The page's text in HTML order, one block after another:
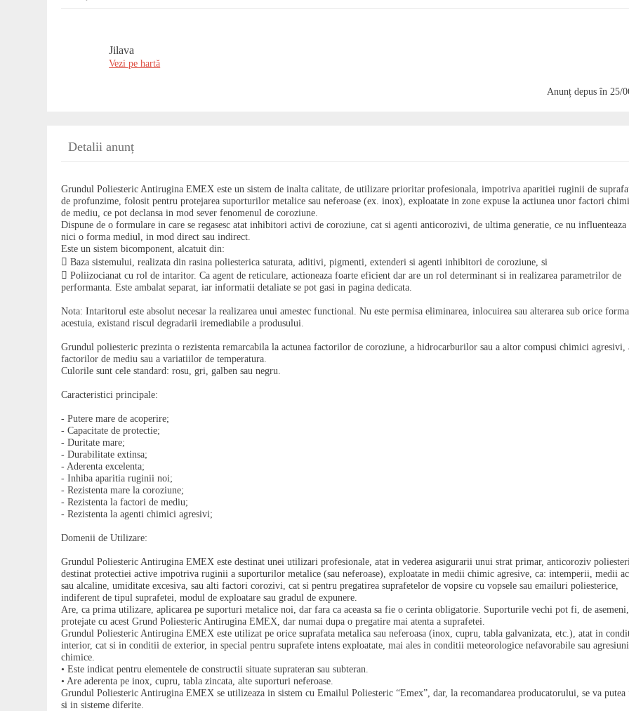
Jilava
Vezi pe hartă
Anunț depus în 25/
Detalii anunț
Grundul Poliesteric Antirugina EMEX este un sistem de inalta calitate, de utilizare prioritar profesionala, impotriva aparitiei ruginii de
de profunzime, folosit pentru protejarea suporturilor metalice sau neferoase (ex. inox), exploatate in zone expuse la actiunea unor factori
de mediu, ce pot declansa in mod sever fenomenul de coroziune.
Dispune de o formulare in care se regasesc atat inhibitori activi de coroziune, cat si agenti anticorozivi, de ultima generatie, ce nu influenteaza
nici o forma mediul, in mod direct sau indirect.
Este un sistem bicomponent, alcatuit din:
 Baza sistemului, realizata din rasina poliesterica saturata, aditivi, pigmenti, extenderi si agenti inhibitori de coroziune, si
 Poliizocianat cu rol de intaritor. Ca agent de reticulare, actioneaza foarte eficient dar are un rol determinant si in realizarea parametrilor de
performanta. Este ambalat separat, iar informatii detaliate se pot gasi in pagina dedicata.
Nota: Intaritorul este absolut necesar la realizarea unui amestec functional. Nu este permisa eliminarea, inlocuirea sau alterarea sub orice
acestuia, existand riscul degradarii iremediabile a produsului.
Grundul poliesteric prezinta o rezistenta remarcabila la actunea factorilor de coroziune, a hidrocarburilor sau a altor compusi chimici agresivi,
factorilor de mediu sau a variatiilor de temperatura.
Culorile sunt cele standard: rosu, gri, galben sau negru.
Caracteristici principale:
- Putere mare de acoperire;
- Capacitate de protectie;
- Duritate mare;
- Durabilitate extinsa;
- Aderenta excelenta;
- Inhiba aparitia ruginii noi;
- Rezistenta mare la coroziune;
- Rezistenta la factori de mediu;
- Rezistenta la agenti chimici agresivi;
Domenii de Utilizare:
Grundul Poliesteric Antirugina EMEX este destinat unei utilizari profesionale, atat in vederea asigurarii unui strat primar, anticoroziv
destinat protectiei active impotriva ruginii a suporturilor metalice (sau neferoase), exploatate in medii chimic agresive, ca: intemperii, medii
sau alcaline, umiditate excesiva, sau alti factori corozivi, cat si pentru pregatirea suprafetelor de vopsire cu vopsele sau emailuri poliesterice,
indiferent de tipul suprafetei, modul de exploatare sau gradul de expunere.
Are, ca prima utilizare, aplicarea pe suporturi metalice noi, dar fara ca aceasta sa fie o cerinta obligatorie. Suporturile vechi pot fi, de asemeni,
protejate cu acest Grund Poliesteric Antirugina EMEX, dar numai dupa o pregatire mai atenta a suprafetei.
Grundul Poliesteric Antirugina EMEX este utilizat pe orice suprafata metalica sau neferoasa (inox, cupru, tabla galvanizata, etc.), atat in
interior, cat si in conditii de exterior, in special pentru suprafete intens exploatate, mai ales in conditii meteorologice nefavorabile sau agresiuni
chimice.
• Este indicat pentru elementele de constructii situate suprateran sau subteran.
• Are aderenta pe inox, cupru, tabla zincata, alte suporturi neferoase.
Grundul Poliesteric Antirugina EMEX se utilizeaza in sistem cu Emailul Poliesteric “Emex”, dar, la recomandarea producatorului, se va putea
si in sisteme diferite.